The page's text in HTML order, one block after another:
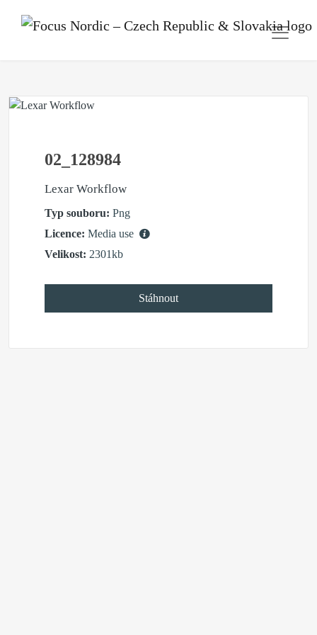
02_128984
Lexar Workflow
Typ souboru: Png
Licence: Media use
Velikost: 2301kb
Stáhnout